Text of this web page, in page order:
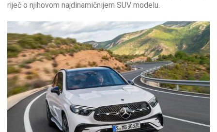
riječ o njihovom najdinamičnijem SUV modelu.